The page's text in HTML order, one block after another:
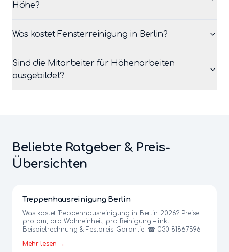
Höhe?
Was kostet Fensterreinigung in Berlin?
Sind die Mitarbeiter für Höhenarbeiten
ausgebildet?
Beliebte Ratgeber & Preis-
Übersichten
Treppenhausreinigung Berlin
Was kostet Treppenhausreinigung in Berlin 2026? Preise
pro qm, pro Wohneinheit, pro Reinigung – inkl.
Beispielrechnung & Festpreis-Garantie. ☎ 030 81867596
Mehr lesen →